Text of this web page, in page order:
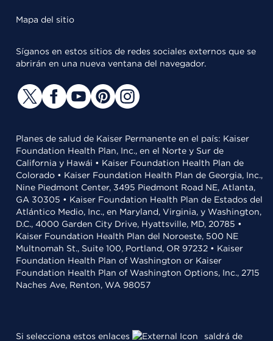
Mapa del sitio
Síganos en estos sitios de redes sociales externos que se
abrirán en una nueva ventana del navegador.
Planes de salud de Kaiser Permanente en el país: Kaiser
Foundation Health Plan, Inc., en el Norte y Sur de
California y Hawái • Kaiser Foundation Health Plan de
Colorado • Kaiser Foundation Health Plan de Georgia, Inc.,
Nine Piedmont Center, 3495 Piedmont Road NE, Atlanta,
GA 30305 • Kaiser Foundation Health Plan de Estados del
Atlántico Medio, Inc., en Maryland, Virginia, y Washington,
D.C., 4000 Garden City Drive, Hyattsville, MD, 20785 •
Kaiser Foundation Health Plan del Noroeste, 500 NE
Multnomah St., Suite 100, Portland, OR 97232 • Kaiser
Foundation Health Plan of Washington or Kaiser
Foundation Health Plan of Washington Options, Inc., 2715
Naches Ave, Renton, WA 98057
Si selecciona estos enlaces saldrá de